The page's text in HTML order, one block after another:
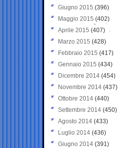
Giugno 2015 (396)
Maggio 2015 (402)
Aprile 2015 (407)
Marzo 2015 (428)
Febbraio 2015 (417)
Gennaio 2015 (434)
Dicembre 2014 (454)
Novembre 2014 (437)
Ottobre 2014 (440)
Settembre 2014 (450)
Agosto 2014 (433)
Luglio 2014 (436)
Giugno 2014 (391)